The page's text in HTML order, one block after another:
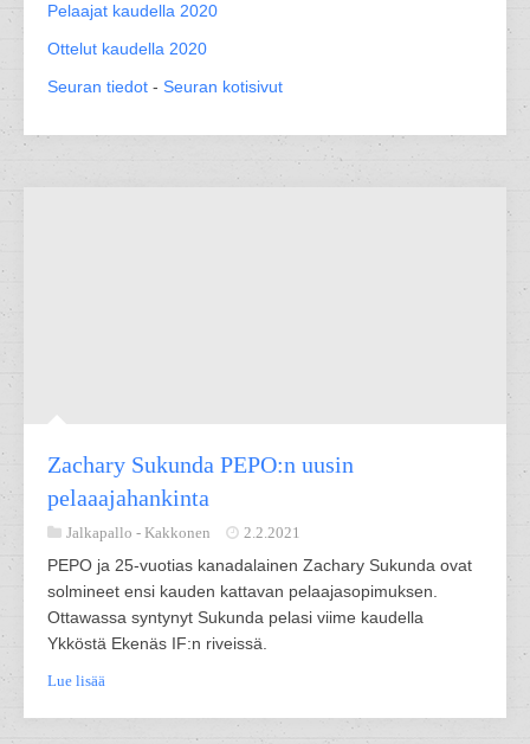
Pelaajat kaudella 2020
Ottelut kaudella 2020
Seuran tiedot - Seuran kotisivut
Zachary Sukunda PEPO:n uusin
pelaaajahankinta
Jalkapallo - Kakkonen 2.2.2021
PEPO ja 25-vuotias kanadalainen Zachary Sukunda ovat
solmineet ensi kauden kattavan pelaajasopimuksen.
Ottawassa syntynyt Sukunda pelasi viime kaudella
Ykköstä Ekenäs IF:n riveissä.
Lue lisää